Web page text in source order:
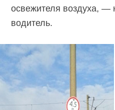
освежителя воздуха, —
водитель.